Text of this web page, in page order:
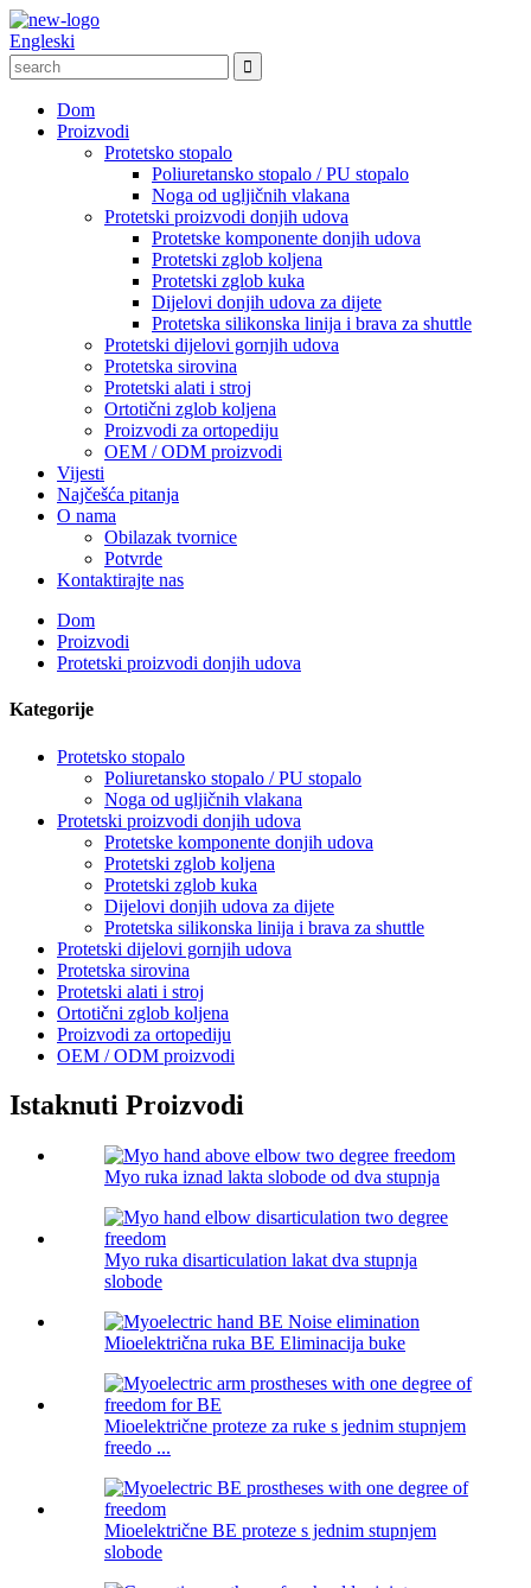
Engleski
Dom
Proizvodi
Protetsko stopalo
Poliuretansko stopalo / PU stopalo
Noga od ugljičnih vlakana
Protetski proizvodi donjih udova
Protetske komponente donjih udova
Protetski zglob koljena
Protetski zglob kuka
Dijelovi donjih udova za dijete
Protetska silikonska linija i brava za shuttle
Protetski dijelovi gornjih udova
Protetska sirovina
Protetski alati i stroj
Ortotični zglob koljena
Proizvodi za ortopediju
OEM / ODM proizvodi
Vijesti
Najčešća pitanja
O nama
Obilazak tvornice
Potvrde
Kontaktirajte nas
Dom
Proizvodi
Protetski proizvodi donjih udova
Kategorije
Protetsko stopalo
Poliuretansko stopalo / PU stopalo
Noga od ugljičnih vlakana
Protetski proizvodi donjih udova
Protetske komponente donjih udova
Protetski zglob koljena
Protetski zglob kuka
Dijelovi donjih udova za dijete
Protetska silikonska linija i brava za shuttle
Protetski dijelovi gornjih udova
Protetska sirovina
Protetski alati i stroj
Ortotični zglob koljena
Proizvodi za ortopediju
OEM / ODM proizvodi
Istaknuti Proizvodi
Myo ruka iznad lakta slobode od dva stupnja
Myo ruka disarticulation lakat dva stupnja
slobode
Mioelektrična ruka BE Eliminacija buke
Mioelektrične proteze za ruke s jednim stupnjem
freedo ...
Mioelektrične BE proteze s jednim stupnjem
slobode